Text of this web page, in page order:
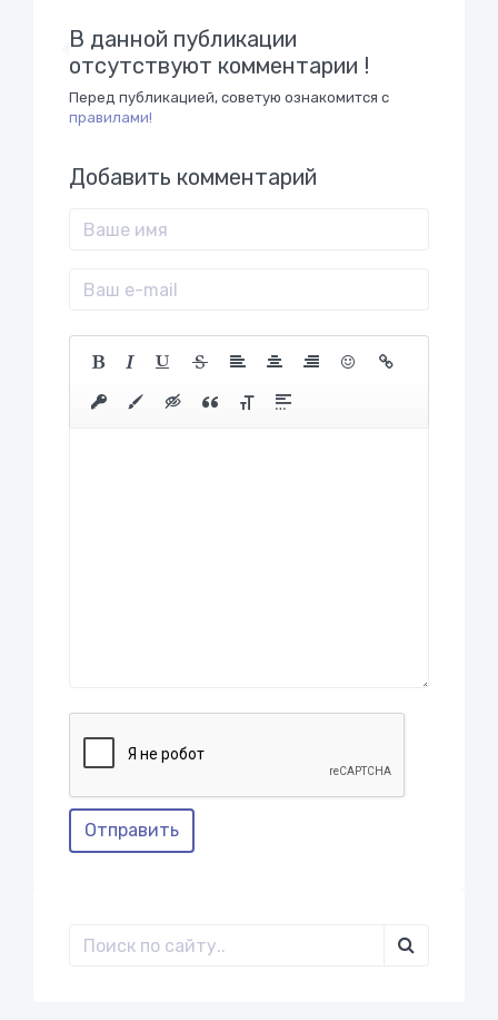
В данной публикации
отсутствуют комментарии !
Перед публикацией, советую ознакомится с
правилами!
Добавить комментарий
Отправить